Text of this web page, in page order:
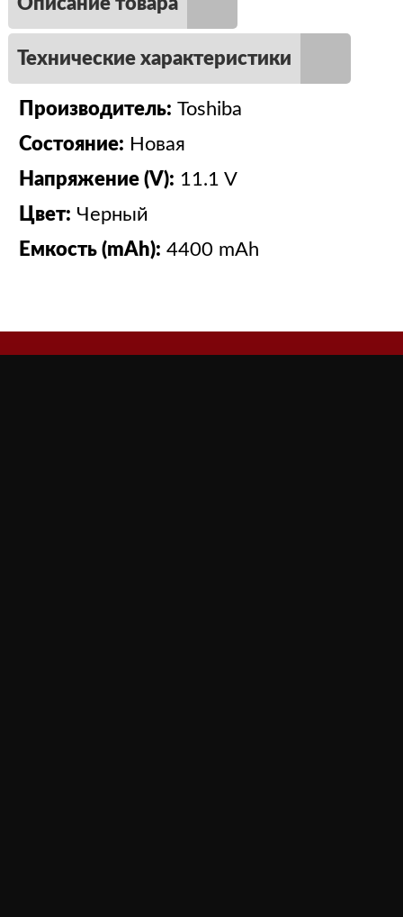
Технические характеристики
Производитель: Toshiba
Состояние: Новая
Напряжение (V): 11.1 V
Цвет: Черный
Емкость (mAh): 4400 mAh